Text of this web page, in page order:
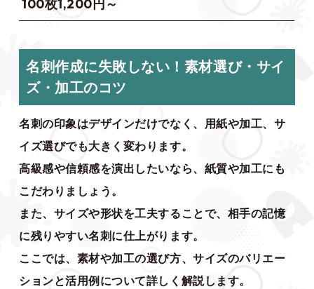
100枚1,200円～
名刺作成に失敗しない！素材選び・サイ
ズ・加工のコツ
名刺の印象はデザインだけでなく、用紙や加工、サ
イズ選びでも大きく変わります。
高級感や信頼感を演出したいなら、紙質や加工にも
こだわりましょう。
また、サイズや形状を工夫することで、相手の記憶
に残りやすい名刺に仕上がります。
ここでは、素材や加工の選び方、サイズのバリエー
ションと活用例について詳しく解説します。